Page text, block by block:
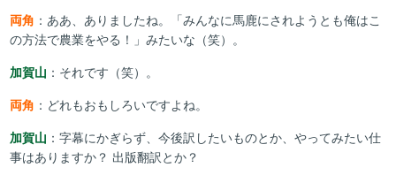
両角 ：ああ、ありましたね。「みんなに馬鹿にされようとも俺はこ
の方法で農業をやる！」みたいな（笑）。
加賀山 ：それです（笑）。
両角 ：どれもおもしろいですよね。
加賀山 ：字幕にかぎらず、今後訳したいものとか、やってみたい仕
事はありますか？ 出版翻訳とか？